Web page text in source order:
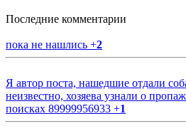
Последние комментарии
пока не нашлись +2
Я автор поста, нашедшие отдали
неизвестно, хозяева узнали о
поисках 89999956933 +1